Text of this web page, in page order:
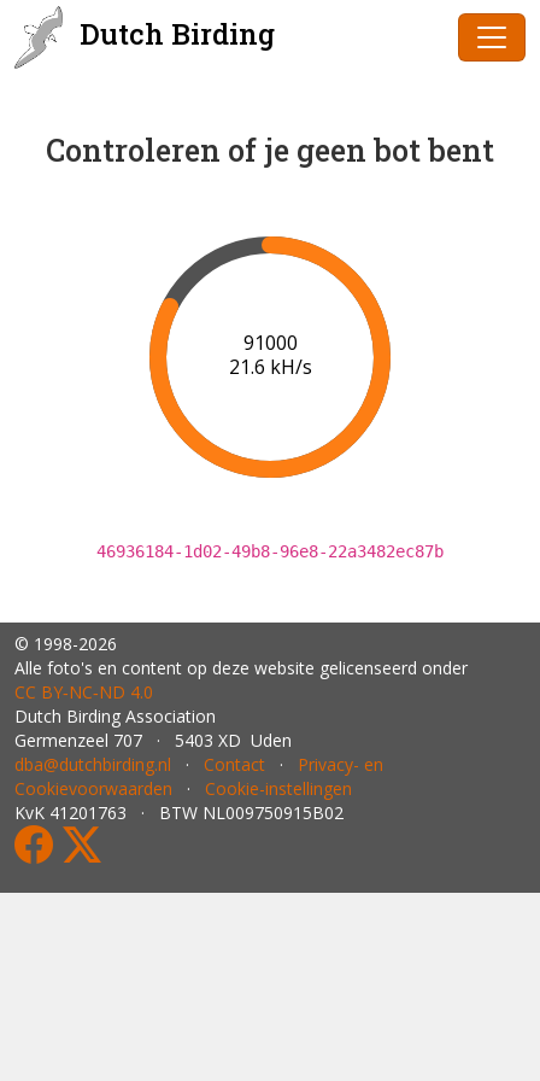
Dutch Birding
Controleren of je geen bot bent
91000
21.6 kH/s
46936184-1d02-49b8-96e8-22a3482ec87b
© 1998-2026
Alle foto's en content op deze website gelicenseerd onder
CC BY‑NC‑ND 4.0
Dutch Birding Association
Germenzeel 707 · 5403 XD Uden
dba@dutchbirding.nl · Contact · Privacy- en
Cookievoorwaarden · Cookie-instellingen
KvK 41201763 · BTW NL009750915B02